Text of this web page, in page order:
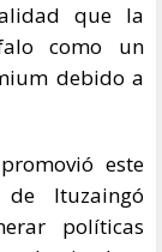
que la
como un
debido a
este
Ituzaingó
políticas